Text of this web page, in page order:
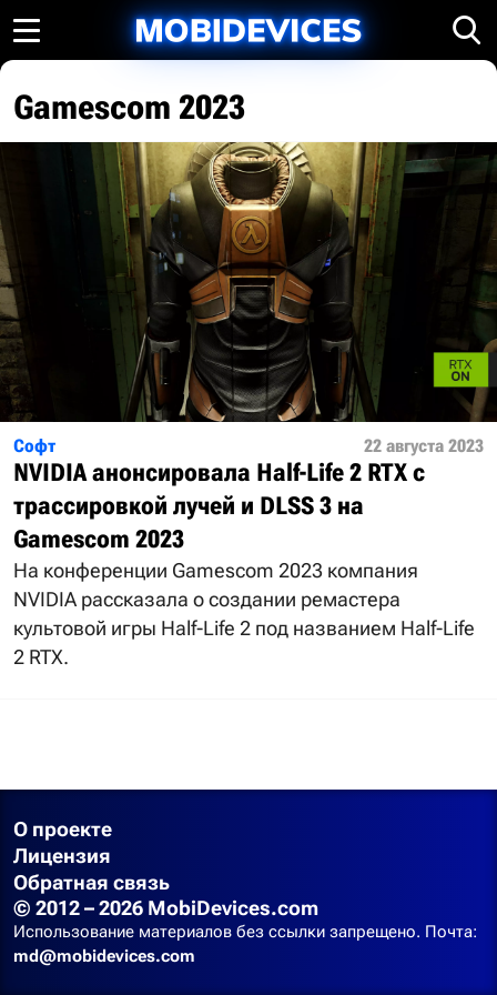
Gamescom 2023
Софт 22 августа 2023
NVIDIA анонсировала Half-Life 2 RTX с
трассировкой лучей и DLSS 3 на
Gamescom 2023
На конференции Gamescom 2023 компания
NVIDIA рассказала о создании ремастера
культовой игры Half-Life 2 под названием Half-Life
2 RTX.
О проекте
Лицензия
Обратная связь
© 2012 – 2026 MobiDevices.com
Использование материалов без ссылки запрещено. Почта:
md@mobidevices.com